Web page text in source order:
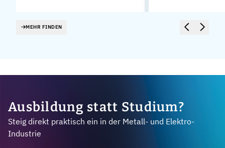
MEHR FINDEN
Ausbildung statt Studium?
Steig direkt praktisch ein in der Metall- und Elektro-
Industrie